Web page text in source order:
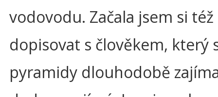
vodovodu. Začala jsem si též
dopisovat s člověkem, který
pyramidy dlouhodobě